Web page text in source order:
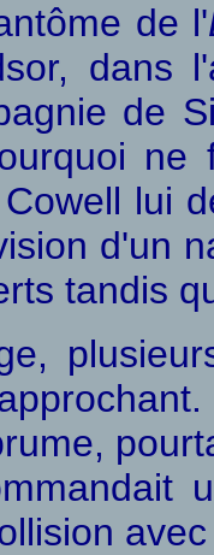
de l'
dans
de
ne
lui
d'un
tandis